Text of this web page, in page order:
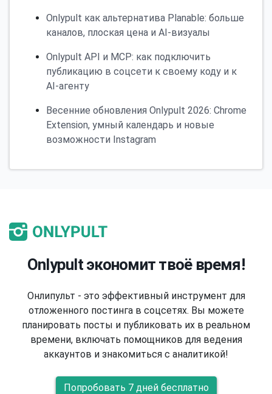
Onlypult как альтернатива Planable: больше
каналов, плоская цена и AI-визуалы
Onlypult API и MCP: как подключить
публикацию в соцсети к своему коду и к
AI-агенту
Весенние обновления Onlypult 2026: Chrome
Extension, умный календарь и новые
возможности Instagram
Onlypult экономит твоё время!
Онлипульт - это эффективный инструмент для
отложенного постинга в соцсетях. Вы можете
планировать посты и публиковать их в реальном
времени, включать помощников для ведения
аккаунтов и знакомиться с аналитикой!
Попробовать 7 дней бесплатно